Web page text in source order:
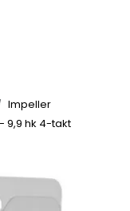
Impeller
9,9 hk 4-takt